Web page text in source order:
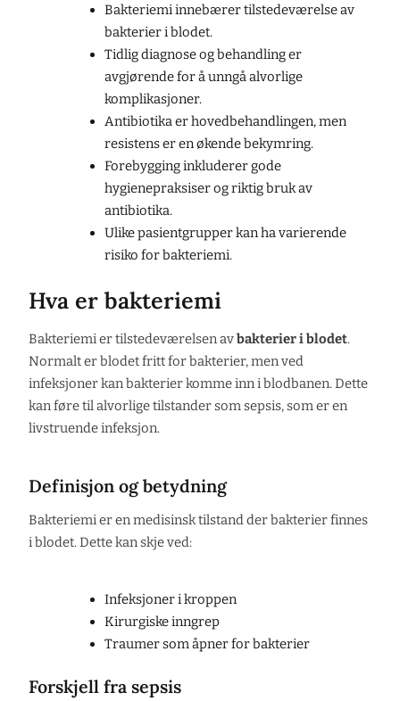
Bakteriemi innebærer tilstedeværelse av
bakterier i blodet.
Tidlig diagnose og behandling er
avgjørende for å unngå alvorlige
komplikasjoner.
Antibiotika er hovedbehandlingen, men
resistens er en økende bekymring.
Forebygging inkluderer gode
hygienepraksiser og riktig bruk av
antibiotika.
Ulike pasientgrupper kan ha varierende
risiko for bakteriemi.
Hva er bakteriemi
Bakteriemi er tilstedeværelsen avbakterier i blodet.
Normalt er blodet fritt for bakterier, men ved
infeksjoner kan bakterier komme inn i blodbanen. Dette
kan føre til alvorlige tilstander som sepsis, som er en
livstruende infeksjon.
Definisjon og betydning
Bakteriemi er en medisinsk tilstand der bakterier finnes
i blodet. Dette kan skje ved:
Infeksjoner i kroppen
Kirurgiske inngrep
Traumer som åpner for bakterier
Forskjell fra sepsis